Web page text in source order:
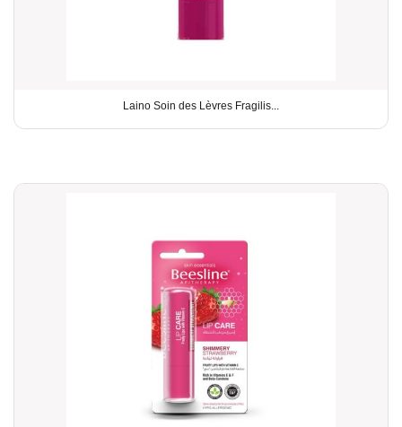
Laino Soin des Lèvres Fragilis...